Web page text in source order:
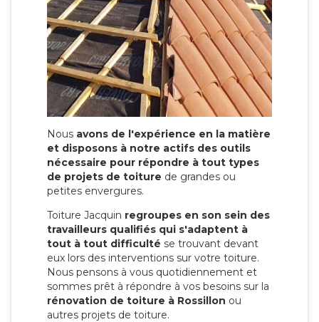
Nous avons de l'expérience en la matière
et disposons à notre actifs des outils
nécessaire pour répondre à tout types
de projets de toiture de grandes ou
petites envergures.
Toiture Jacquin regroupes en son sein des
travailleurs qualifiés qui s'adaptent à
tout à tout difficulté se trouvant devant
eux lors des interventions sur votre toiture.
Nous pensons à vous quotidiennement et
sommes prêt à répondre à vos besoins sur la
rénovation de toiture à Rossillon ou
autres projets de toiture.